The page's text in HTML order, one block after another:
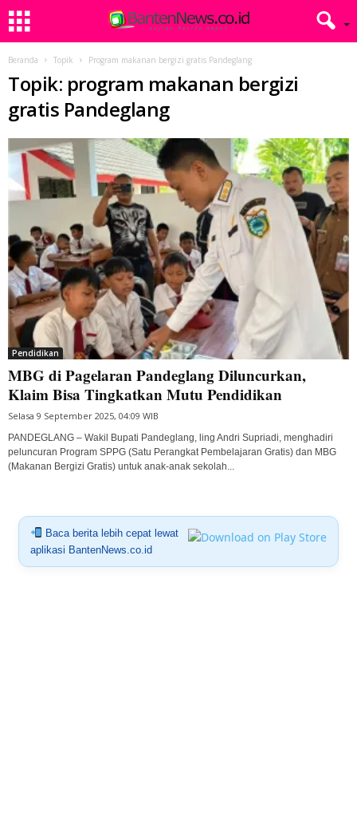
Beranda Topik Program makanan bergizi gratis Pandeglang
Topik: program makanan bergizi
gratis Pandeglang
Pendidikan
MBG di Pagelaran Pandeglang Diluncurkan,
Klaim Bisa Tingkatkan Mutu Pendidikan
Selasa 9 September 2025, 04:09 WIB
PANDEGLANG – Wakil Bupati Pandeglang, ling Andri Supriadi, menghadiri
peluncuran Program SPPG (Satu Perangkat Pembelajaran Gratis) dan MBG
(Makanan Bergizi Gratis) untuk anak-anak sekolah...
Baca berita lebih cepat lewat
aplikasi BantenNews.co.id